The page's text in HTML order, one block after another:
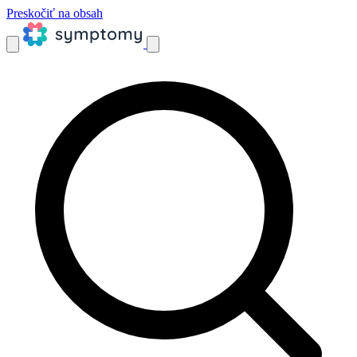
Preskočiť na obsah